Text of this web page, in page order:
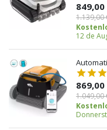
849,00
1.139,00
12 de
869,00
1.049,00